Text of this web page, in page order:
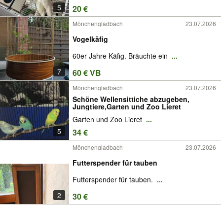
5 20 €
7
Mönchengladbach 23.07.2026
Vogelkäfig
60er Jahre Käfig. Bräuchte ein ...
60 € VB
5
Mönchengladbach 23.07.2026
Schöne Wellensittiche abzugeben,
Jungtiere,Garten und Zoo Lieret
Garten und Zoo Lieret ...
34 €
2
Mönchengladbach 23.07.2026
Futterspender für tauben
Futterspender für tauben. ...
30 €